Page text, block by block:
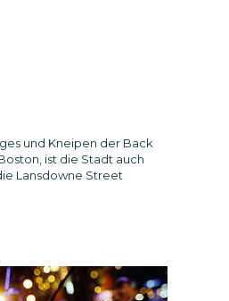
und Kneipen der Back
ist die Stadt auch
Lansdowne Street